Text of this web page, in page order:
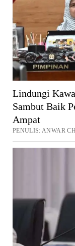
Lindungi
Sambut Baik
Ampat
PENULIS: ANWAR